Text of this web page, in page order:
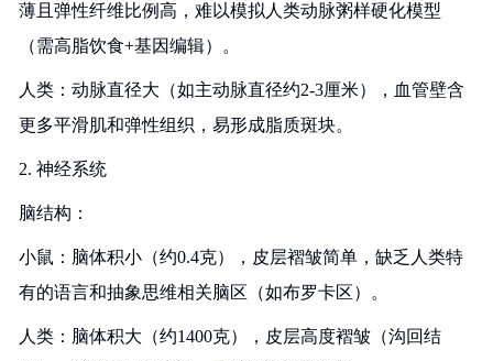
薄且弹性纤维比例高，难以模拟人类动脉粥样硬化模型
（需高脂饮食+基因编辑）。
人类：动脉直径大（如主动脉直径约2-3厘米），血管壁含
更多平滑肌和弹性组织，易形成脂质斑块。
2. 神经系统
脑结构：
小鼠：脑体积小（约0.4克），皮层褶皱简单，缺乏人类特
有的语言和抽象思维相关脑区（如布罗卡区）。
人类：脑体积大（约1400克），皮层高度褶皱（沟回结